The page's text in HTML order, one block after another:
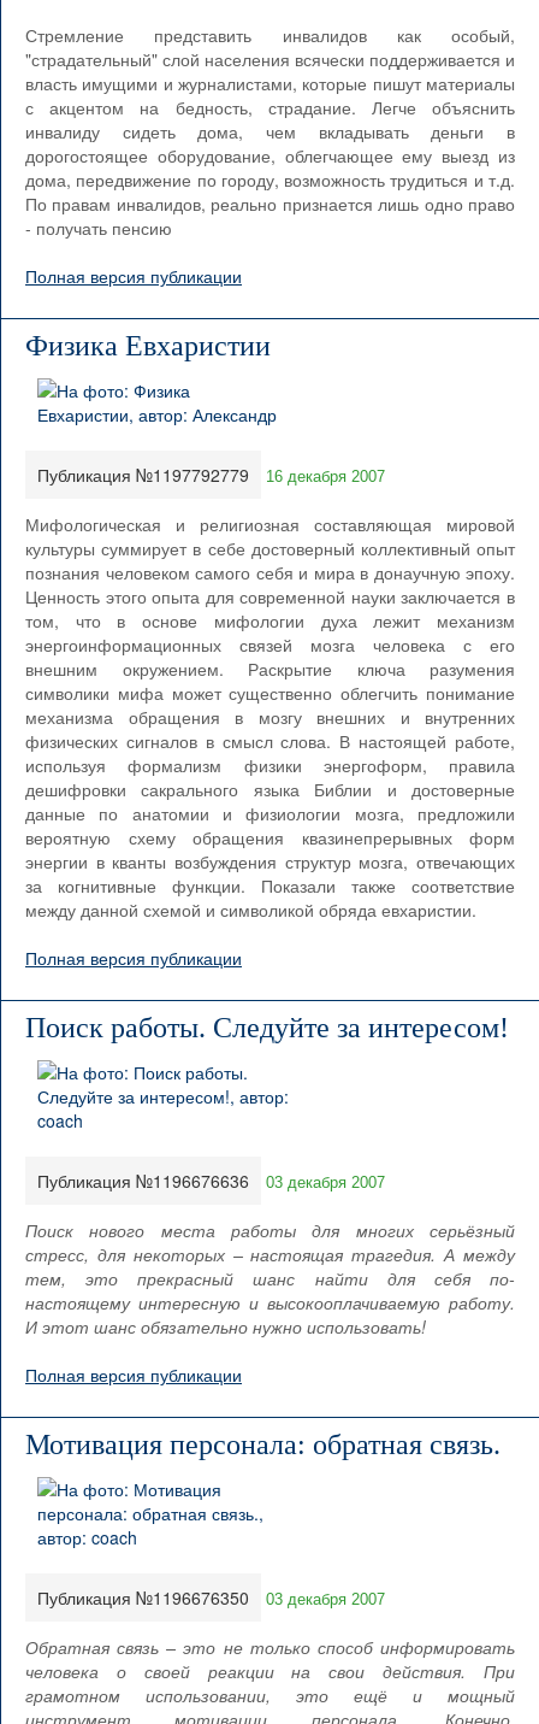
Стремление представить инвалидов как особый,
"страдательный" слой населения всячески поддерживается и
власть имущими и журналистами, которые пишут материалы
с акцентом на бедность, страдание. Легче объяснить
инвалиду сидеть дома, чем вкладывать деньги в
дорогостоящее оборудование, облегчающее ему выезд из
дома, передвижение по городу, возможность трудиться и т.д.
По правам инвалидов, реально признается лишь одно право
- получать пенсию
Полная версия публикации
Физика Евхаристии
Публикация №1197792779 16 декабря 2007
Мифологическая и религиозная составляющая мировой
культуры суммирует в себе достоверный коллективный опыт
познания человеком самого себя и мира в донаучную эпоху.
Ценность этого опыта для современной науки заключается в
том, что в основе мифологии духа лежит механизм
энергоинформационных связей мозга человека с его
внешним окружением. Раскрытие ключа разумения
символики мифа может существенно облегчить понимание
механизма обращения в мозгу внешних и внутренних
физических сигналов в смысл слова. В настоящей работе,
используя формализм физики энергоформ, правила
дешифровки сакрального языка Библии и достоверные
данные по анатомии и физиологии мозга, предложили
вероятную схему обращения квазинепрерывных форм
энергии в кванты возбуждения структур мозга, отвечающих
за когнитивные функции. Показали также соответствие
между данной схемой и символикой обряда евхаристии.
Полная версия публикации
Поиск работы. Следуйте за интересом!
Публикация №1196676636 03 декабря 2007
Поиск нового места работы для многих серьёзный
стресс, для некоторых – настоящая трагедия. А между
тем, это прекрасный шанс найти для себя по-
настоящему интересную и высокооплачиваемую работу.
И этот шанс обязательно нужно использовать!
Полная версия публикации
Мотивация персонала: обратная связь.
Публикация №1196676350 03 декабря 2007
Обратная связь – это не только способ информировать
человека о своей реакции на свои действия. При
грамотном использовании, это ещё и мощный
инструмент мотивации персонала. Конечно,